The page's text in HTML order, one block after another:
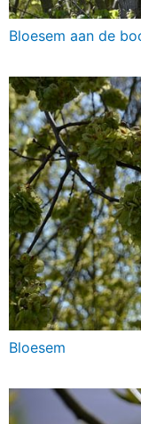
Bloesem aan de
Bloesem